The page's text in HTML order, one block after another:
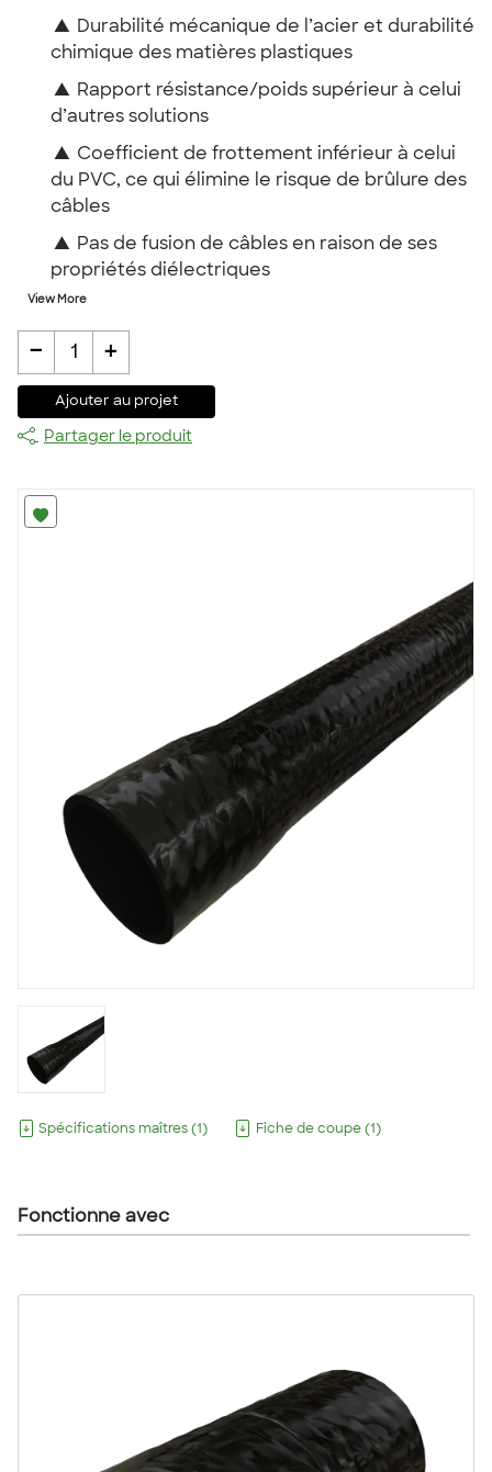
▲ Durabilité mécanique de l’acier et durabilité
chimique des matières plastiques
▲ Rapport résistance/poids supérieur à celui
d’autres solutions
▲ Coefficient de frottement inférieur à celui
du PVC, ce qui élimine le risque de brûlure des
câbles
▲ Pas de fusion de câbles en raison de ses
propriétés diélectriques
View More
- 1 +
Ajouter au projet
Partager le produit
Spécifications maîtres (1 ) Fiche de coupe (1 )
Fonctionne avec